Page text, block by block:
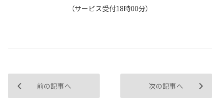
（サービス受付18時00分）
前の記事へ 次の記事へ